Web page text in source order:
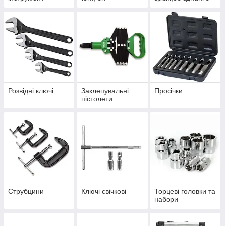
Розвідні ключі
Заклепувальні
пістолети
Просічки
Струбцини Ключі свічкові
Торцеві головки та
набори